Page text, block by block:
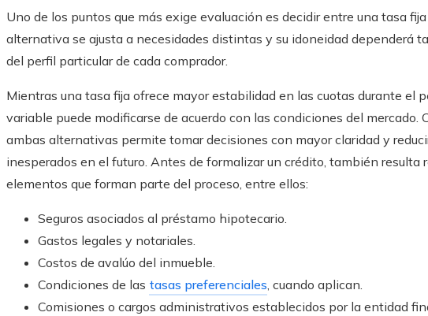
Uno de los puntos que más exige evaluación es decidir entre una tasa
alternativa se ajusta a necesidades distintas y su idoneidad dependerá
del perfil particular de cada comprador.
Mientras una tasa fija ofrece mayor estabilidad en las cuotas durante el
variable puede modificarse de acuerdo con las condiciones del mercado.
ambas alternativas permite tomar decisiones con mayor claridad y
inesperados en el futuro. Antes de formalizar un crédito, también resulta
elementos que forman parte del proceso, entre ellos:
Seguros asociados al préstamo hipotecario.
Gastos legales y notariales.
Costos de avalúo del inmueble.
Condiciones de las tasas preferenciales, cuando aplican.
Comisiones o cargos administrativos establecidos por la entidad